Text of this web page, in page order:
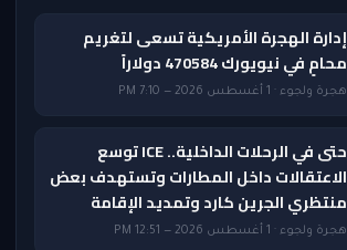
إدارة الهجرة الأمريكية تسعى لتغريم
محامٍ في نيويورك 470584 دولاراً
هجرة ولجوء · 1 أغسطس 2026 — 7:10 PM
حتى في الرحلات الداخلية.. ICE توسع
الاعتقالات داخل المطارات وتستهدف بعض
منتظري الجرين كارد وتمديد الإقامة
هجرة ولجوء · 1 أغسطس 2026 — 12:51 PM